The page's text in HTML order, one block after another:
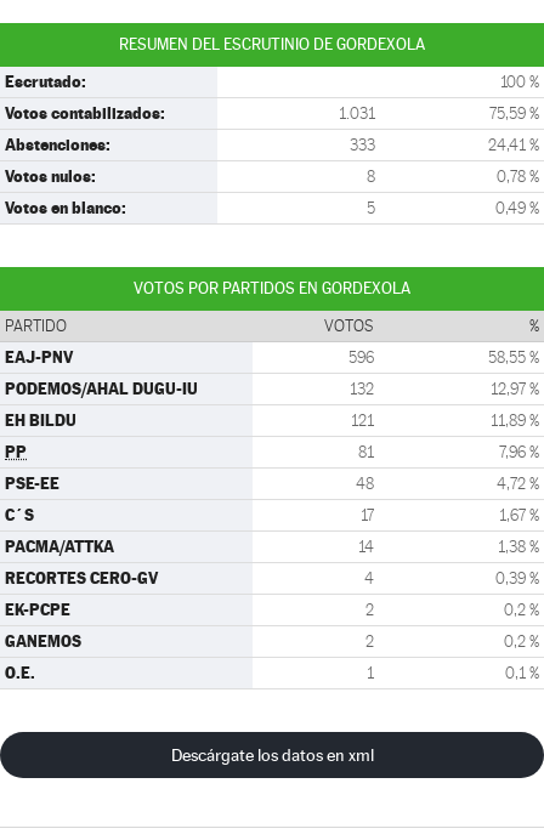
RESUMEN DEL ESCRUTINIO DE GORDEXOLA
Escrutado: 100 %
Votos contabilizados: 1.031 75,59 %
Abstenciones: 333 24,41 %
Votos nulos: 8 0,78 %
Votos en blanco: 5 0,49 %
VOTOS POR PARTIDOS EN GORDEXOLA
PARTIDO VOTOS %
EAJ-PNV 596 58,55 %
PODEMOS/AHAL DUGU-IU 132 12,97 %
EH BILDU 121 11,89 %
PP 81 7,96 %
PSE-EE 48 4,72 %
C´S 17 1,67 %
PACMA/ATTKA 14 1,38 %
RECORTES CERO-GV 4 0,39 %
EK-PCPE 2 0,2 %
GANEMOS 2 0,2 %
O.E. 1 0,1 %
Descárgate los datos en xml